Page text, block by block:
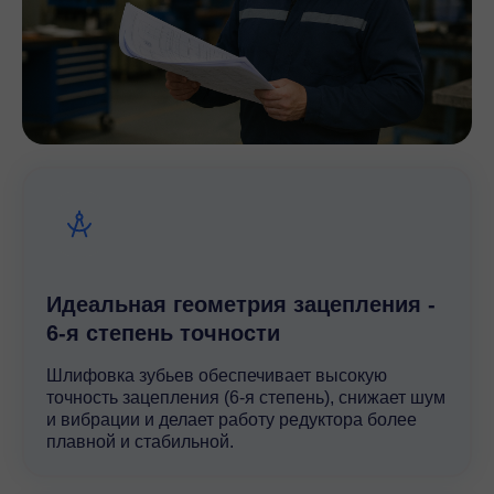
Идеальная геометрия зацепления -
6-я степень точности
Шлифовка зубьев обеспечивает высокую
точность зацепления (6-я степень), снижает шум
и вибрации и делает работу редуктора более
плавной и стабильной.